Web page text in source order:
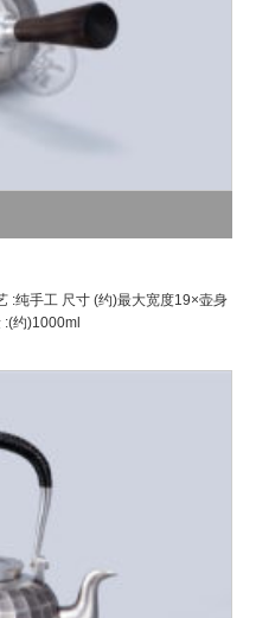
:纯手工 尺寸 (约)最大宽度19×壶身
:(约)1000ml